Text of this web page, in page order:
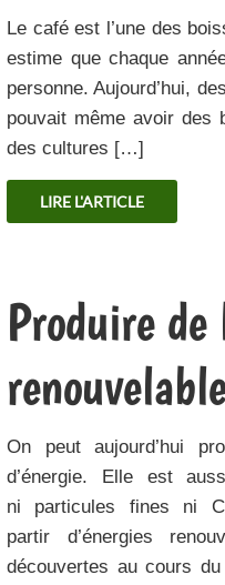
Le café est l’une des
estime que chaque
personne. Aujourd’hui,
pouvait même avoir des
des cultures […]
LIRE L'ARTICLE
Produire
On peut aujourd’hui
d’énergie. Elle est
ni particules fines ni
partir d’énergies
découvertes au cours